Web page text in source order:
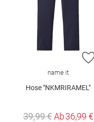
name it
Hose "NKMRIRAMEL"
39,99 € Ab36,99 €